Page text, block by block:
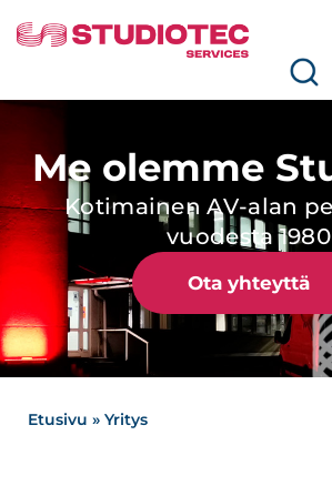
Me olemme
Kotimainen AV-alan
vuodesta 1980
Ota yhteyttä
Etusivu » Yritys